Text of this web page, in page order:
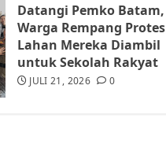
Datangi Pemko Batam,
Warga Rempang Protes
Lahan Mereka Diambil
untuk Sekolah Rakyat
JULI 21, 2026 0